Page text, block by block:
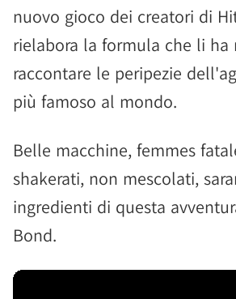
nuovo gioco dei creatori di
rielabora la formula che li ha
raccontare le peripezie
più famoso al mondo.
Belle macchine, femmes
shakerati, non mescolati,
ingredienti di questa
Bond.